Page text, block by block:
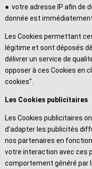
● votre adresse IP afin de
donnée est
Les Cookies permettant
légitime et sont déposés
délivrer un service de
opposer à ces Cookies en
cookies”.
Les Cookies publicitaires
Les Cookies publicitaires
d’adapter les publicités
nos partenaires en
votre interaction avec ces
comportement généré par